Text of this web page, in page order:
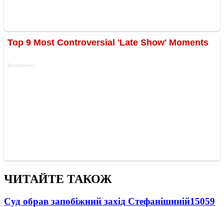
ЧИТАЙТЕ ТАКОЖ
Суд обрав запобіжний захід Стефанішиній15059